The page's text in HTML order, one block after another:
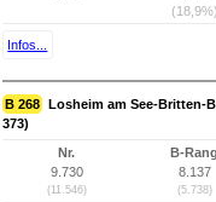
(18,9%)
Infos...
B 268 Losheim am See-Britten-
373)
Nr.
9.730
(11.546)
B-Rang
8.137
(5.738)